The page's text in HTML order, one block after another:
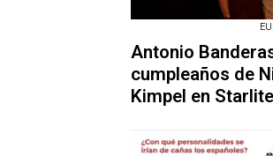
Antonio
cumpleaños de
Kimpel en